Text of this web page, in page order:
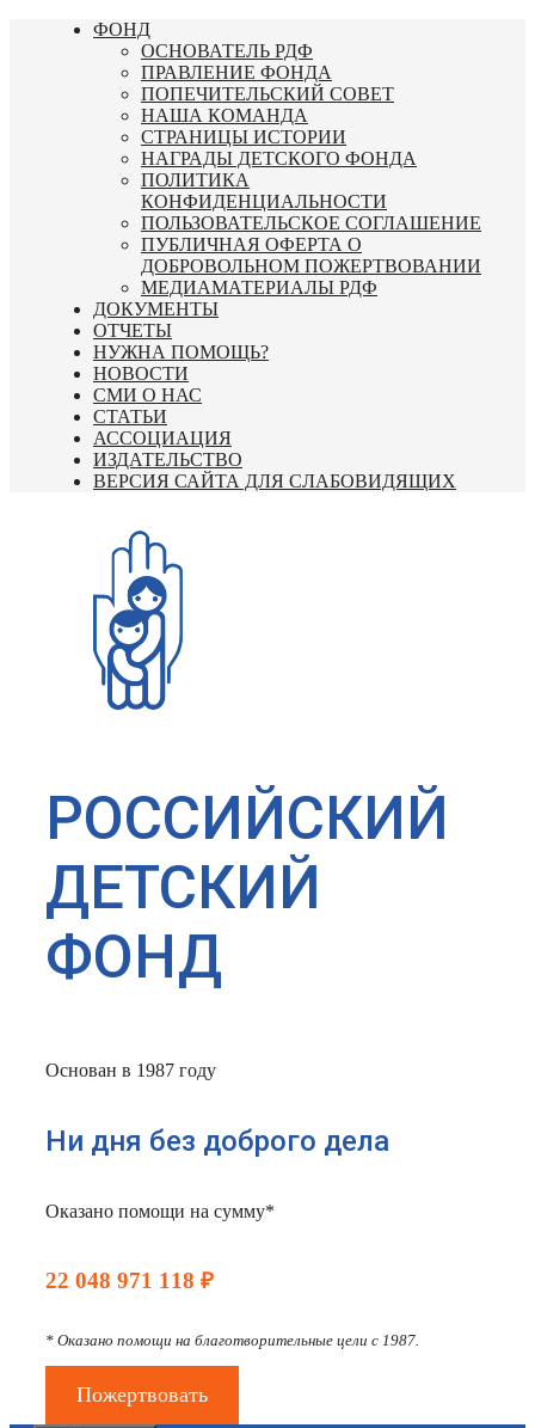
Перейти
ФОНД
ОСНОВАТЕЛЬ РДФ
ПРАВЛЕНИЕ ФОНДА
ПОПЕЧИТЕЛЬСКИЙ СОВЕТ
НАША КОМАНДА
СТРАНИЦЫ ИСТОРИИ
НАГРАДЫ ДЕТСКОГО ФОНДА
ПОЛИТИКА
КОНФИДЕНЦИАЛЬНОСТИ
ПОЛЬЗОВАТЕЛЬСКОЕ СОГЛАШЕНИЕ
ПУБЛИЧНАЯ ОФЕРТА О
ДОБРОВОЛЬНОМ ПОЖЕРТВОВАНИИ
МЕДИАМАТЕРИАЛЫ РДФ
ДОКУМЕНТЫ
ОТЧЕТЫ
НУЖНА ПОМОЩЬ?
НОВОСТИ
СМИ О НАС
СТАТЬИ
АССОЦИАЦИЯ
ИЗДАТЕЛЬСТВО
ВЕРСИЯ САЙТА ДЛЯ СЛАБОВИДЯЩИХ
РОССИЙСКИЙ
ДЕТСКИЙ
ФОНД
Основан в 1987 году
Ни дня без доброго дела
Оказано помощи на сумму*
22 048 971 118 ₽
* Оказано помощи на благотворительные цели с 1987.
Пожертвовать